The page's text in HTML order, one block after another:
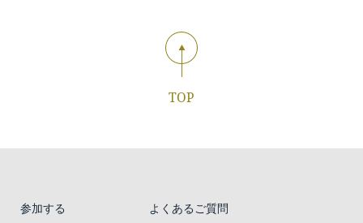
TOP
参加する よくあるご質問